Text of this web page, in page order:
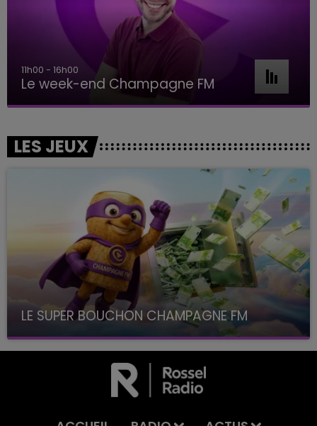
11h00 - 16h00
Le week-end Champagne FM
LES JEUX
LE SUPER BOUCHON CHAMPAGNE FM
avec La Famille Champagne FM, à 8H10